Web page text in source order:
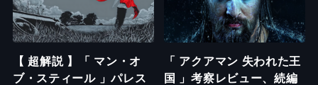
【 超解説 】「 マン・オ
ブ・スティール 」パレス
「 アクアマン 失われた王
国 」考察レビュー、続編